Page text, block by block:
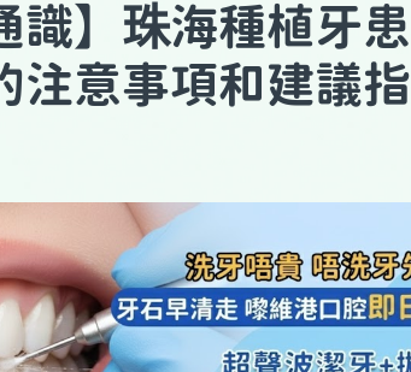
識】 珠海種植牙患
注意事項和建議指